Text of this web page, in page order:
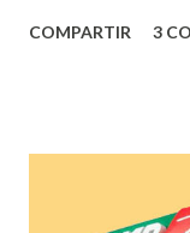
obtuvo un premio
ganador fue
Urbanización Las
COMPARTIR 3